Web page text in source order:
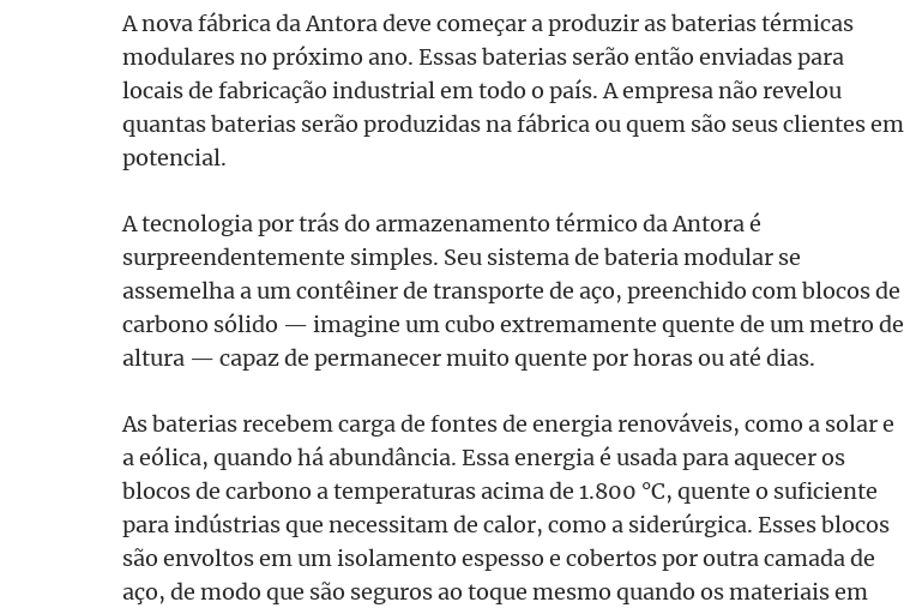
A nova fábrica da Antora deve começar a produzir as baterias térmicas
modulares no próximo ano. Essas baterias serão então enviadas para
locais de fabricação industrial em todo o país. A empresa não revelou
quantas baterias serão produzidas na fábrica ou quem são seus clientes em
potencial.
A tecnologia por trás do armazenamento térmico da Antora é
surpreendentemente simples. Seu sistema de bateria modular se
assemelha a um contêiner de transporte de aço, preenchido com blocos de
carbono sólido — imagine um cubo extremamente quente de um metro de
altura — capaz de permanecer muito quente por horas ou até dias.
As baterias recebem carga de fontes de energia renováveis, como a solar e
a eólica, quando há abundância. Essa energia é usada para aquecer os
blocos de carbono a temperaturas acima de 1.800 °C, quente o suficiente
para indústrias que necessitam de calor, como a siderúrgica. Esses blocos
são envoltos em um isolamento espesso e cobertos por outra camada de
aço, de modo que são seguros ao toque mesmo quando os materiais em